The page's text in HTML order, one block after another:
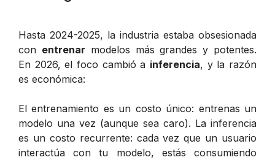
Hasta 2024-2025, la industria estaba obsesionada
con entrenar modelos más grandes y potentes.
En 2026, el foco cambió a inferencia, y la razón
es económica:
El entrenamiento es un costo único: entrenas un
modelo una vez (aunque sea caro). La inferencia
es un costo recurrente: cada vez que un usuario
interactúa con tu modelo, estás consumiendo